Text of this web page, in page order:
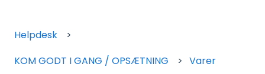
Helpdesk
KOM GODT I GANG / OPSÆTNING
Varer